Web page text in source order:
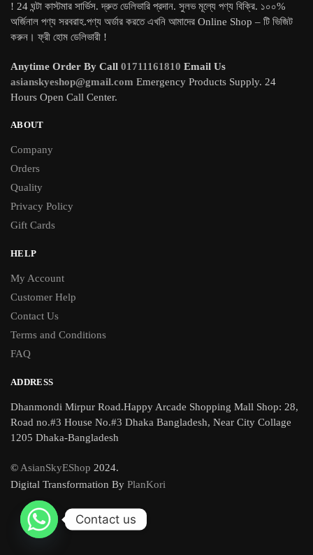
! 24 ঘন্টা কাস্টমার সার্ভিস. দ্রুত ডেলিভারি প্রদান. সুলভ মূল্যে পণ্য বিক্রি. ১০০%
অর্জিনাল পণ্য সরবরাহ.পণ্য অর্ডার করতে এখনি আমাদের Online Shop – টি ভিজিট
করুন। ফ্রী হোম ডেলিভারী !
Anytime Order By Call 01711161810 Email Us
asianskyeshop@gmail.com Emergency Products Supply. 24
Hours Open Call Center.
ABOUT
Company
Orders
Quality
Privacy Policy
Gift Cards
HELP
My Account
Customer Help
Contact Us
Terms and Conditions
FAQ
ADDRESS
Dhanmondi Mirpur Road.Happy Arcade Shopping Mall Shop: 28,
Road no.#3 House No.#3 Dhaka Bangladesh, Near City Collage
1205 Dhaka-Bangladesh
© AsianSkyEShop 2024.
Digital Transformation By PlanKori
Contact us